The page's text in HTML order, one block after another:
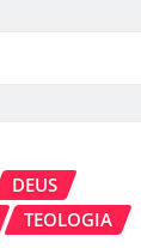
DEUS
TEOLOGIA